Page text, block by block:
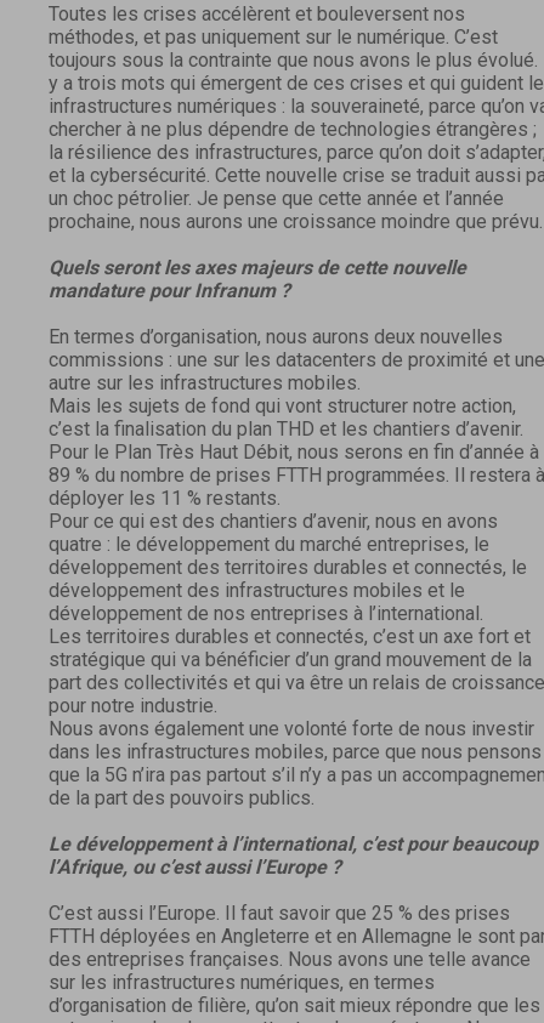
Toutes les crises accélèrent et bouleversent nos
méthodes, et pas uniquement sur le numérique. C’est
toujours sous la contrainte que nous avons le plus évolué.
y a trois mots qui émergent de ces crises et qui guident
infrastructures numériques : la souveraineté, parce qu’on
chercher à ne plus dépendre de technologies étrangères ;
la résilience des infrastructures, parce qu’on doit
et la cybersécurité. Cette nouvelle crise se traduit aussi
un choc pétrolier. Je pense que cette année et l’année
prochaine, nous aurons une croissance moindre que prévu.
Quels seront les axes majeurs de cette nouvelle
mandature pour Infranum ?
En termes d’organisation, nous aurons deux nouvelles
commissions : une sur les datacenters de proximité et une
autre sur les infrastructures mobiles.
Mais les sujets de fond qui vont structurer notre action,
c’est la finalisation du plan THD et les chantiers d’avenir.
Pour le Plan Très Haut Débit, nous serons en fin d’année à
89 % du nombre de prises FTTH programmées. Il restera à
déployer les 11 % restants.
Pour ce qui est des chantiers d’avenir, nous en avons
quatre : le développement du marché entreprises, le
développement des territoires durables et connectés, le
développement des infrastructures mobiles et le
développement de nos entreprises à l’international.
Les territoires durables et connectés, c’est un axe fort et
stratégique qui va bénéficier d’un grand mouvement de la
part des collectivités et qui va être un relais de croissance
pour notre industrie.
Nous avons également une volonté forte de nous investir
dans les infrastructures mobiles, parce que nous pensons
que la 5G n’ira pas partout s’il n’y a pas un
de la part des pouvoirs publics.
Le développement à l’international, c’est pour beaucoup
l’Afrique, ou c’est aussi l’Europe ?
C’est aussi l’Europe. Il faut savoir que 25 % des prises
FTTH déployées en Angleterre et en Allemagne le sont
des entreprises françaises. Nous avons une telle avance
sur les infrastructures numériques, en termes
d’organisation de filière, qu’on sait mieux répondre que les